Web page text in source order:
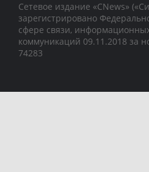
Сетевое издание «CNews»
зарегистрировано
сфере связи,
коммуникаций 09.11.2018 за
74283